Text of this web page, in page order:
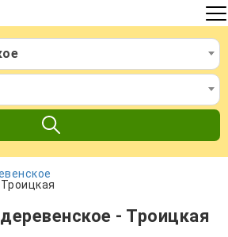
- Троицкая